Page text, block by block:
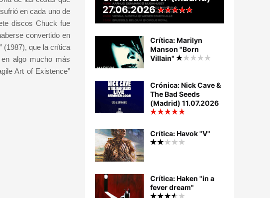
en cada uno de
discos Chuck fue
convertido en
(1987), que la crítica
algo mucho más
Art of Existence”
27.06.2026
Crítica: Marilyn
Manson "Born
Villain"
Crónica: Nick Cave &
The Bad Seeds
(Madrid) 11.07.2026
Crítica: Havok "V"
Crítica: Haken "in a
fever dream"